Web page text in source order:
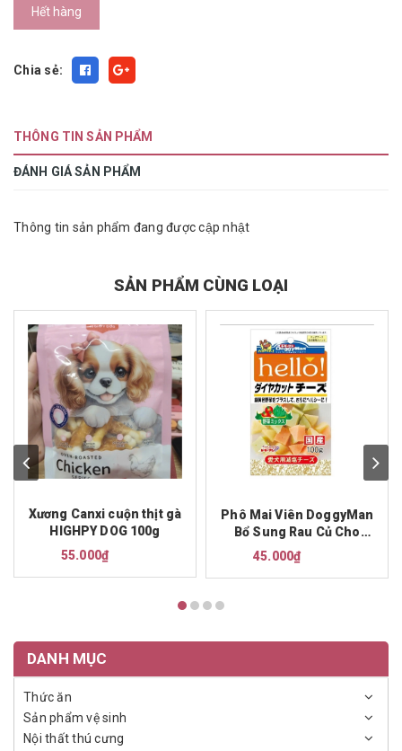
Hết hàng
Chia sẻ:
THÔNG TIN SẢN PHẨM
ĐÁNH GIÁ SẢN PHẨM
Thông tin sản phẩm đang được cập nhật
SẢN PHẨM CÙNG LOẠI
Xương Canxi cuộn thịt gà
HIGHPY DOG 100g
55.000₫
Phô Mai Viên DoggyMan
Bổ Sung Rau Củ Cho
Chó 100g
45.000₫
DANH MỤC
Thức ăn
Sản phẩm vệ sinh
Nội thất thú cưng